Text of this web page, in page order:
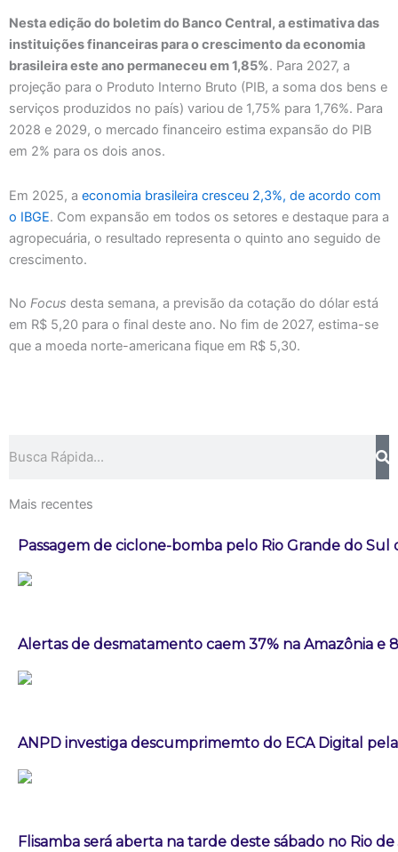
Nesta edição do boletim do Banco Central, a estimativa das
instituições financeiras para o crescimento da economia
brasileira este ano permaneceu em 1,85%. Para 2027, a
projeção para o Produto Interno Bruto (PIB, a soma dos bens e
serviços produzidos no país) variou de 1,75% para 1,76%. Para
2028 e 2029, o mercado financeiro estima expansão do PIB
em 2% para os dois anos.
Em 2025, a economia brasileira cresceu 2,3%, de acordo com
o IBGE. Com expansão em todos os setores e destaque para a
agropecuária, o resultado representa o quinto ano seguido de
crescimento.
No Focus desta semana, a previsão da cotação do dólar está
em R$ 5,20 para o final deste ano. No fim de 2027, estima-se
que a moeda norte-americana fique em R$ 5,30.
Mais recentes
Passagem de ciclone-bomba pelo Rio Grande do
Alertas de desmatamento caem 37% na Amazônia e
ANPD investiga descumprimemto do ECA Digital
Flisamba será aberta na tarde deste sábado no Rio